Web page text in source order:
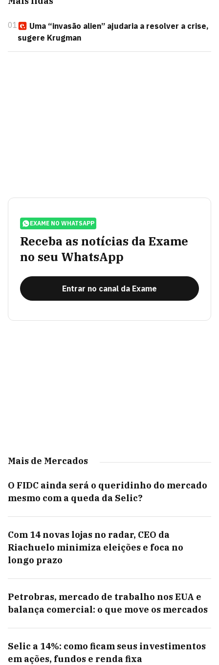
01
Uma “invasão alien” ajudaria a resolver a crise,
sugere Krugman
EXAME NO WHATSAPP
Receba as notícias da Exame
no seu WhatsApp
Entrar no canal da Exame
Mais de Mercados
O FIDC ainda será o queridinho do mercado
mesmo com a queda da Selic?
Com 14 novas lojas no radar, CEO da
Riachuelo minimiza eleições e foca no
longo prazo
Petrobras, mercado de trabalho nos EUA e
balança comercial: o que move os mercados
Selic a 14%: como ficam seus investimentos
em ações, fundos e renda fixa